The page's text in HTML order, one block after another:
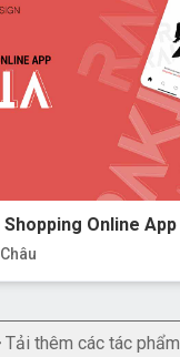
Online App
Tải thêm các tác phẩm